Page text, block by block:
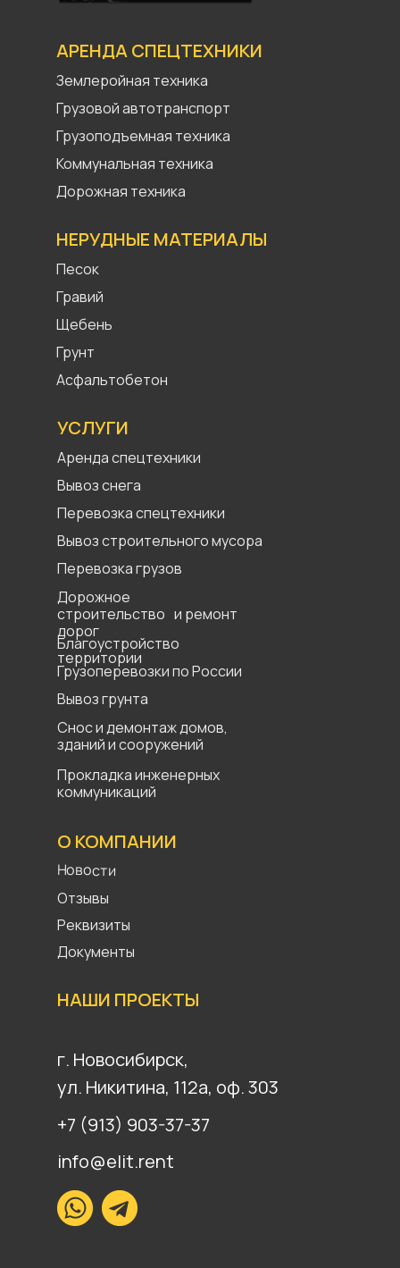
О КОМПАНИИ
НАШИ ПРОЕКТЫ
info@elit.rent
+7 (913) 903-37-37
г. Новосибирск,
ул. Никитина, 112а, оф. 303
НЕРУДНЫЕ МАТЕРИАЛЫ
Асфальтобетон
Грунт
Щебень
Гравий
Песок
УСЛУГИ
Прокладка инженерных
коммуникаций
Снос и демонтаж домов,
зданий и сооружений
Благоустройство
территории
Дорожное
строительство и ремонт
дорог
Вывоз строительного мусора
Вывоз снега
Вывоз грунта
Грузоперевозки по России
Перевозка грузов
Перевозка спецтехники
Аренда спецтехники
АРЕНДА СПЕЦТЕХНИКИ
Дорожная техника
Коммунальная техника
Документы
Реквизиты
Отзывы
Новости
Грузоподъемная техника
Грузовой автотранспорт
Землеройная техника